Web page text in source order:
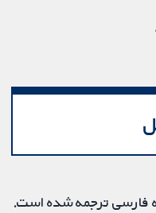
فارسی ترجمه شده است.